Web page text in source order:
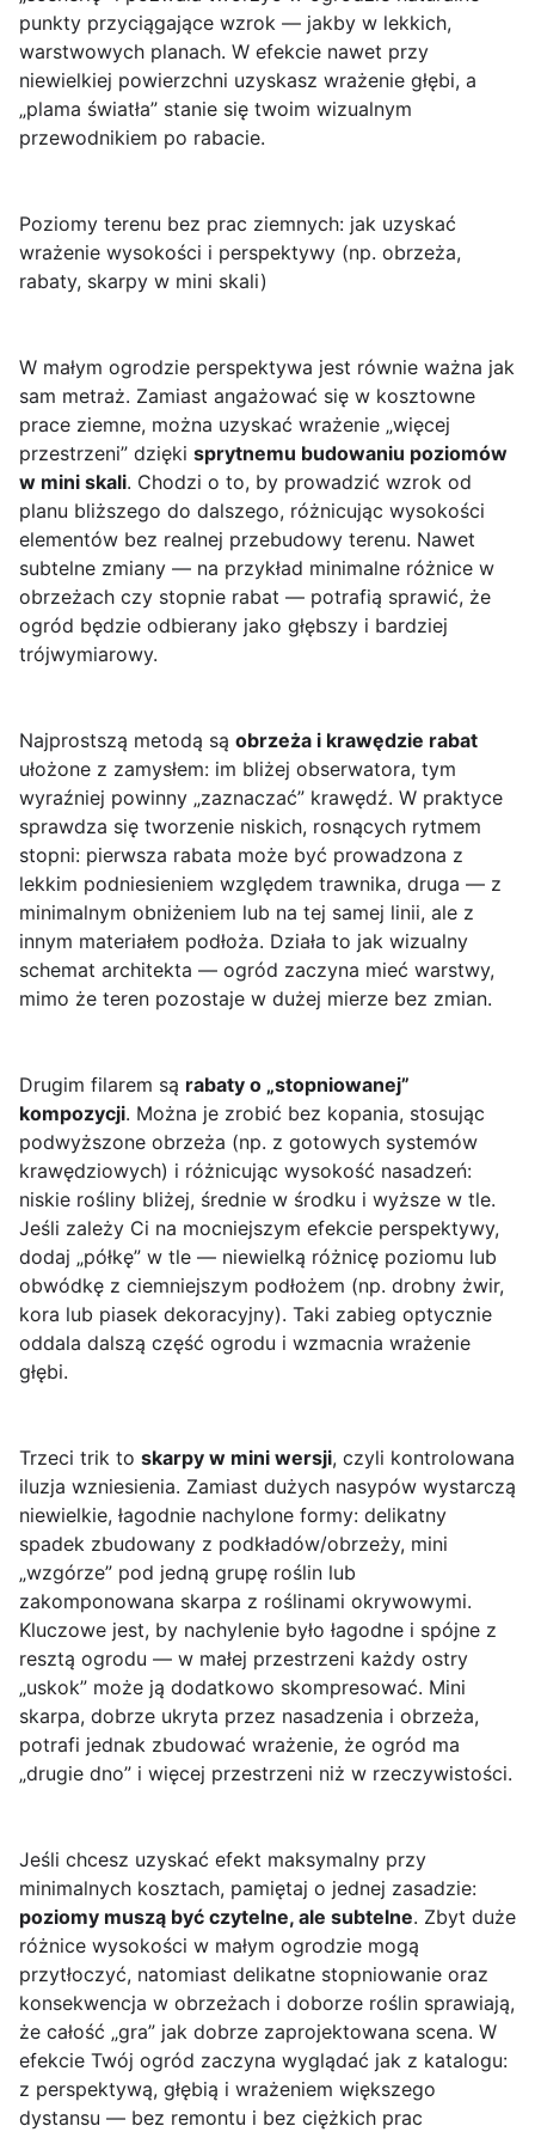
punkty przyciągające wzrok — jakby w lekkich,
warstwowych planach. W efekcie nawet przy
niewielkiej powierzchni uzyskasz wrażenie głębi, a
„plama światła” stanie się twoim wizualnym
przewodnikiem po rabacie.
Poziomy terenu bez prac ziemnych: jak uzyskać
wrażenie wysokości i perspektywy (np. obrzeża,
rabaty, skarpy w mini skali)
W małym ogrodzie perspektywa jest równie ważna jak
sam metraż. Zamiast angażować się w kosztowne
prace ziemne, można uzyskać wrażenie „więcej
przestrzeni” dzięki sprytnemu budowaniu poziomów
w mini skali. Chodzi o to, by prowadzić wzrok od
planu bliższego do dalszego, różnicując wysokości
elementów bez realnej przebudowy terenu. Nawet
subtelne zmiany — na przykład minimalne różnice w
obrzeżach czy stopnie rabat — potrafią sprawić, że
ogród będzie odbierany jako głębszy i bardziej
trójwymiarowy.
Najprostszą metodą są obrzeża i krawędzie rabat
ułożone z zamysłem: im bliżej obserwatora, tym
wyraźniej powinny „zaznaczać” krawędź. W praktyce
sprawdza się tworzenie niskich, rosnących rytmem
stopni: pierwsza rabata może być prowadzona z
lekkim podniesieniem względem trawnika, druga — z
minimalnym obniżeniem lub na tej samej linii, ale z
innym materiałem podłoża. Działa to jak wizualny
schemat architekta — ogród zaczyna mieć warstwy,
mimo że teren pozostaje w dużej mierze bez zmian.
Drugim filarem są rabaty o „stopniowanej”
kompozycji. Można je zrobić bez kopania, stosując
podwyższone obrzeża (np. z gotowych systemów
krawędziowych) i różnicując wysokość nasadzeń:
niskie rośliny bliżej, średnie w środku i wyższe w tle.
Jeśli zależy Ci na mocniejszym efekcie perspektywy,
dodaj „półkę” w tle — niewielką różnicę poziomu lub
obwódkę z ciemniejszym podłożem (np. drobny żwir,
kora lub piasek dekoracyjny). Taki zabieg optycznie
oddala dalszą część ogrodu i wzmacnia wrażenie
głębi.
Trzeci trik to skarpy w mini wersji, czyli kontrolowana
iluzja wzniesienia. Zamiast dużych nasypów wystarczą
niewielkie, łagodnie nachylone formy: delikatny
spadek zbudowany z podkładów/obrzeży, mini
„wzgórze” pod jedną grupę roślin lub
zakomponowana skarpa z roślinami okrywowymi.
Kluczowe jest, by nachylenie było łagodne i spójne z
resztą ogrodu — w małej przestrzeni każdy ostry
„uskok” może ją dodatkowo skompresować. Mini
skarpa, dobrze ukryta przez nasadzenia i obrzeża,
potrafi jednak zbudować wrażenie, że ogród ma
„drugie dno” i więcej przestrzeni niż w rzeczywistości.
Jeśli chcesz uzyskać efekt maksymalny przy
minimalnych kosztach, pamiętaj o jednej zasadzie:
poziomy muszą być czytelne, ale subtelne. Zbyt duże
różnice wysokości w małym ogrodzie mogą
przytłoczyć, natomiast delikatne stopniowanie oraz
konsekwencja w obrzeżach i doborze roślin sprawiają,
że całość „gra” jak dobrze zaprojektowana scena. W
efekcie Twój ogród zaczyna wyglądać jak z katalogu:
z perspektywą, głębią i wrażeniem większego
dystansu — bez remontu i bez ciężkich prac